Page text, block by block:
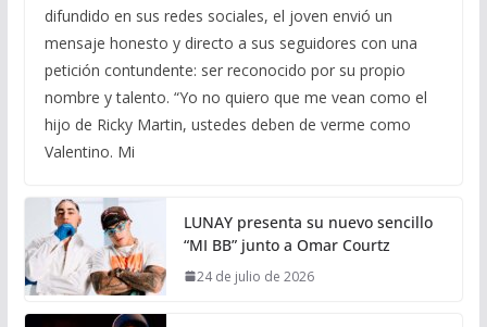
difundido en sus redes sociales, el joven envió un
mensaje honesto y directo a sus seguidores con una
petición contundente: ser reconocido por su propio
nombre y talento. “Yo no quiero que me vean como el
hijo de Ricky Martin, ustedes deben de verme como
Valentino. Mi
LUNAY presenta su nuevo sencillo
“MI BB” junto a Omar Courtz
24 de julio de 2026